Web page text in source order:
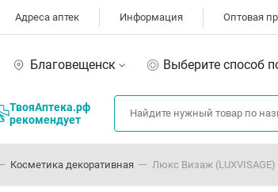
Адреса аптек Информация Оптовая
Благовещенск Выберите способ
ТвояАптека.рф
рекомендует
Косметика декоративная Люкс Визаж